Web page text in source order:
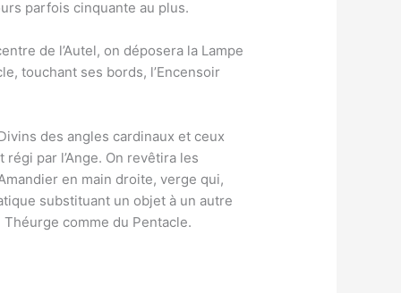
parfois cinquante au plus.
de l’Autel, on déposera la Lampe
touchant ses bords, l’Encensoir
des angles cardinaux et ceux
régi par l’Ange. On revêtira les
en main droite, verge qui,
substituant un objet à un autre
comme du Pentacle.